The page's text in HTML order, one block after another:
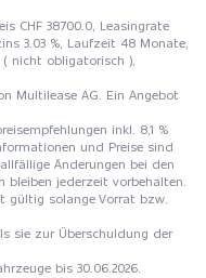
CHF 38700.0, Leasingrate
3.03 %, Laufzeit 48 Monate,
( nicht obligatorisch ),
Multilease AG. Ein Angebot
inkl. 8,1 %
und Preise sind
Änderungen bei den
bleiben jederzeit vorbehalten.
gültig solange Vorrat bzw.
sie zur Überschuldung der
bis 30.06.2026.